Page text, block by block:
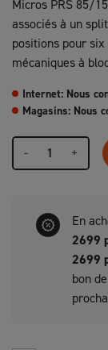
Micros PRS 85/
associés à un
positions pour
mécaniques à
Internet: Nous
Magasins: Nous
- +
En
2699
2699
bon